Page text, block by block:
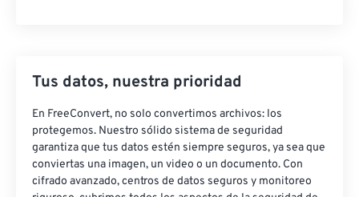
Tus datos, nuestra prioridad
En FreeConvert, no solo convertimos archivos: los
protegemos. Nuestro sólido sistema de seguridad
garantiza que tus datos estén siempre seguros, ya sea que
conviertas una imagen, un video o un documento. Con
cifrado avanzado, centros de datos seguros y monitoreo